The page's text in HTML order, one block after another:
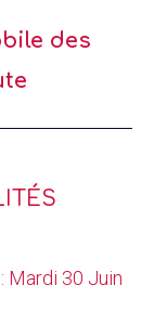
des
Mardi 30 Juin